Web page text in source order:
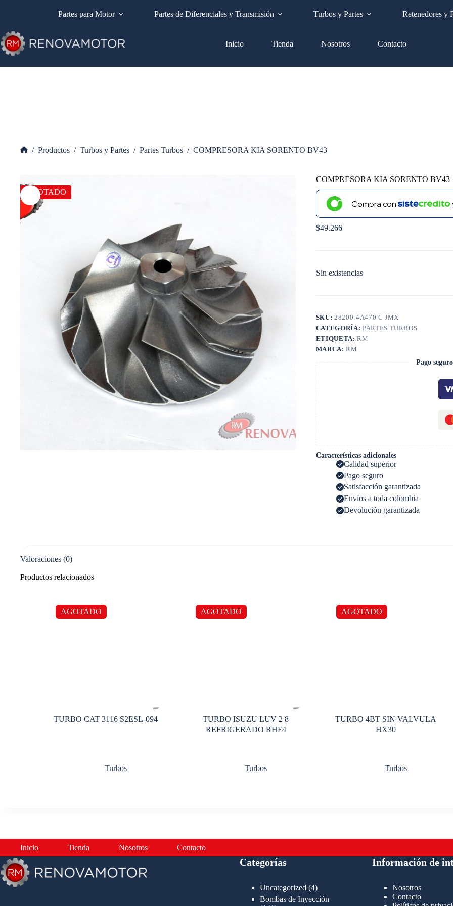
Inicio Tienda Nosotros Contacto
Partes para Motor Partes de Diferenciales y Transmisión Turbos y Partes Retenedores y
/ Productos / Turbos y Partes / Partes Turbos / COMPRESORA KIA SORENTO BV43
AGOTADO
COMPRESORA KIA SORENTO BV43
Compra con
$49.266
Sin existencias
SKU: 28200-4A470 C JMX
CATEGORÍA: PARTES TURBOS
ETIQUETA:RM
MARCA:RM
Pago
Características adicionales
Calidad superior
Pago seguro
Satisfacción garantizada
Envíos a toda colombia
Devolución garantizada
Valoraciones (0)
Productos relacionados
AGOTADO
TURBO CAT 3116 S2ESL-094
Turbos
AGOTADO
TURBO ISUZU LUV 2 8
REFRIGERADO RHF4
Turbos
AGOTADO
TURBO 4BT SIN VALVULA
HX30
Turbos
Inicio Tienda Nosotros Contacto
Categorías
Uncategorized 44
productos
Bombas de Inyección
Información de
Nosotros
Contacto